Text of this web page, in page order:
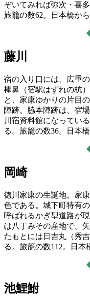
ぞいてみれば弥次・喜
旅籠の数62。日本橋から
藤川
宿の入り口には、広重
棒鼻（宿駅はずれの杭
と、家康ゆかりの片目
陣跡。脇本陣跡は、宿
川宿資料館になってい
る。旅籠の数36。日本橋
岡崎
徳川家康の生誕地。家
色である。城下町特有
呼ばれるかぎ型道路が
は八丁みその産地で、
たもとには日吉丸（秀
る。旅籠の数112。日本
池鯉鮒